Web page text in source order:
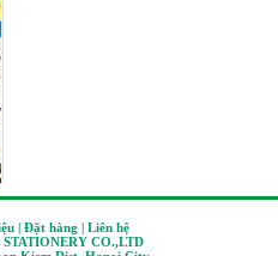
| Đặt hàng | Liên hệ
CO.,LTD